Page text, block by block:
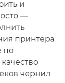
и
—
принтера
по
чернил